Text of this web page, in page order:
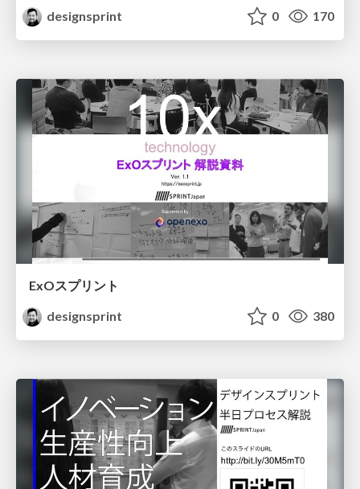
designsprint
0 170
ExOスプリント
designsprint
0 380